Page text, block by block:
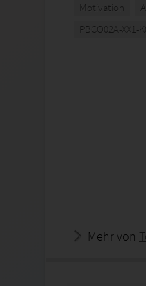
Motivation
PBCO02A-XX1-
Mehr von